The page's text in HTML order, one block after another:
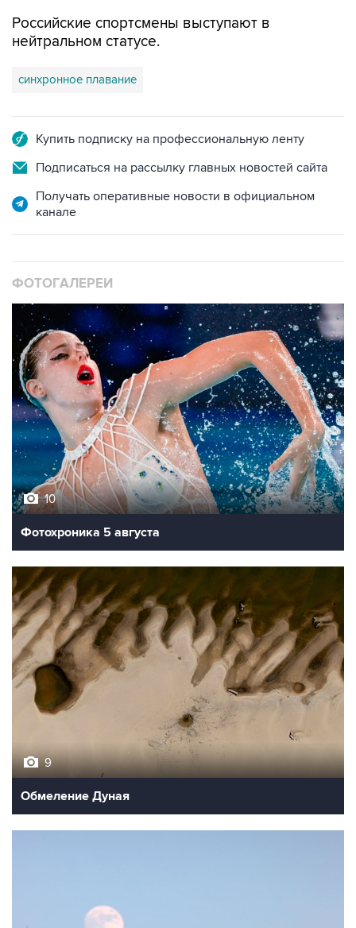
Российские спортсмены выступают в
нейтральном статусе.
синхронное плавание
Купить подписку на профессиональную ленту
Подписаться на рассылку главных новостей сайта
Получать оперативные новости в официальном
канале
ФОТОГАЛЕРЕИ
10
Фотохроника 5 августа
9
Обмеление Дуная